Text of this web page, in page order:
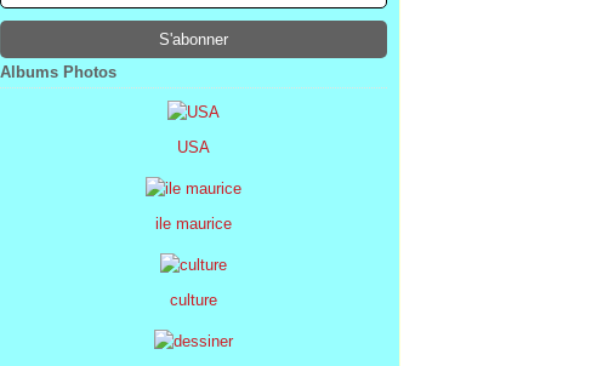
Janvier(68)
Février(7)
Janvier(2)
Albums Photos
USA
ile maurice
culture